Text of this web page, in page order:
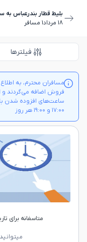
بلیط قطار بندرعباس به
١٨ مرداد
١ مسافر
فیلترها
مسافران محترم، به
فروش اضافه می‌گردند و
۱۷:۰۰ و ۱۹:۰۰ هر روز
متاسفانه برای